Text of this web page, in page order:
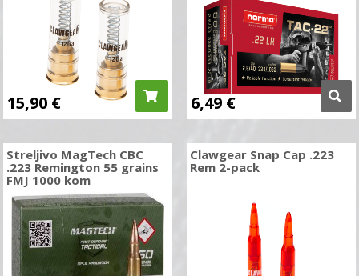
15,90 € 6,49 €
Streljivo MagTech CBC
.223 Remington 55 grains
FMJ 1000 kom
Clawgear Snap Cap .223
Rem 2-pack